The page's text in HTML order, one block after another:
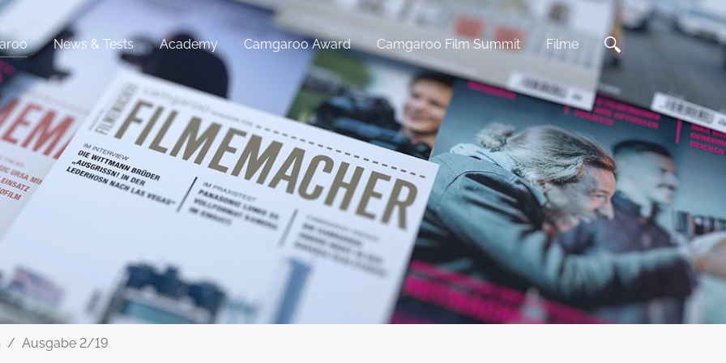
News & Tests Academy Camgaroo Award Camgaroo Film Summit Filme
Ausgabe 2/19